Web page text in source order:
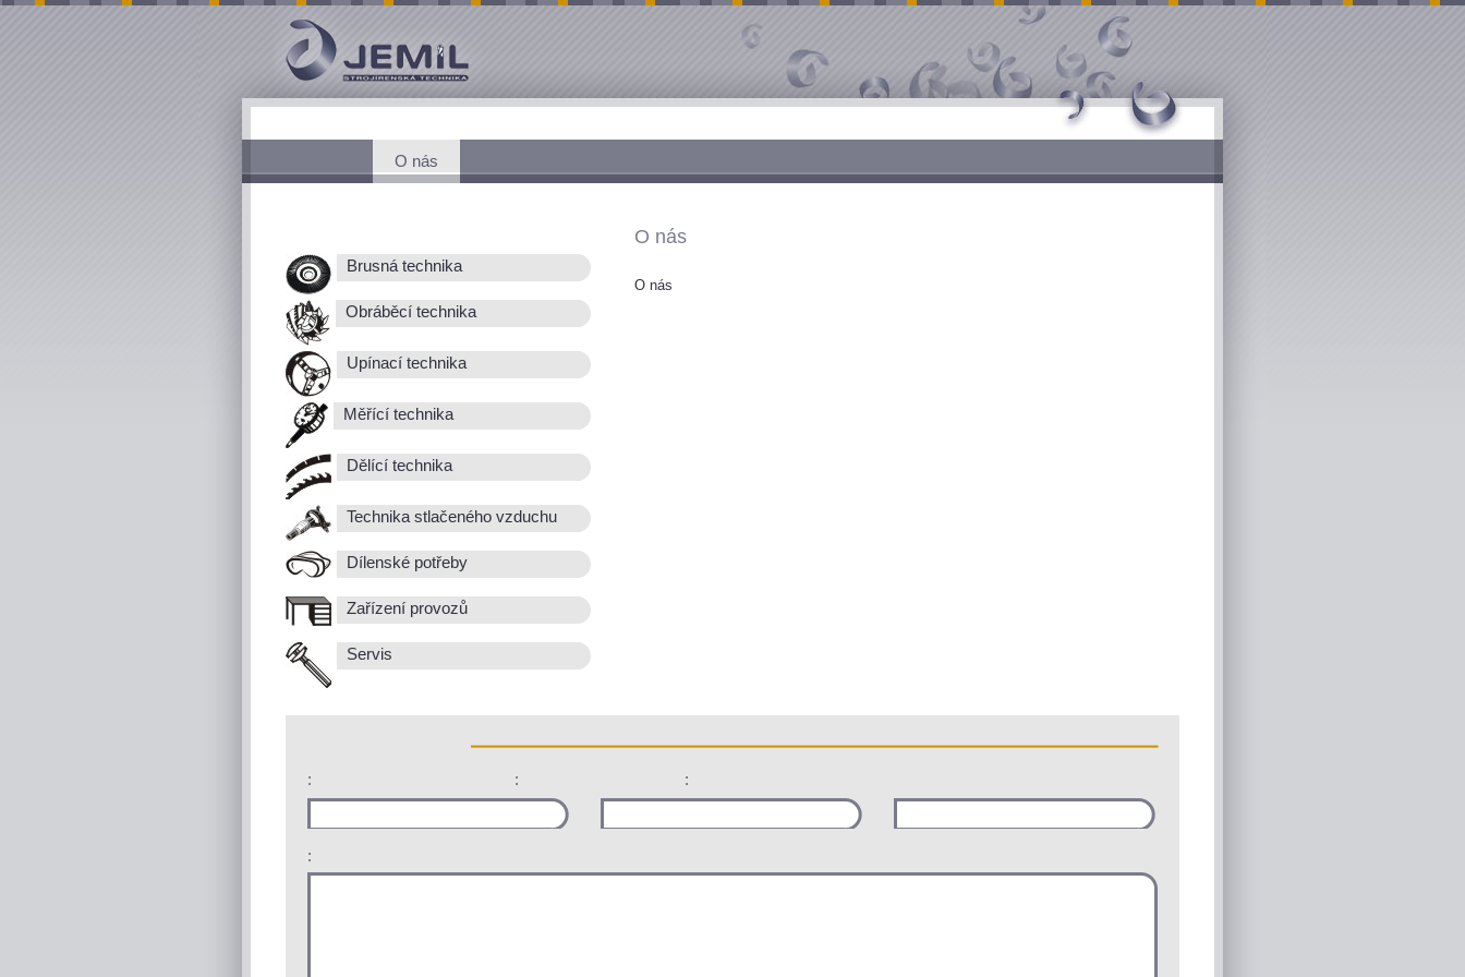
O nás
Brusná technika
Obráběcí technika
Upínací technika
Měřící technika
Dělící technika
Technika stlačeného vzduchu
Dílenské potřeby
Zařízení provozů
Servis
O nás
O nás
: : :
: